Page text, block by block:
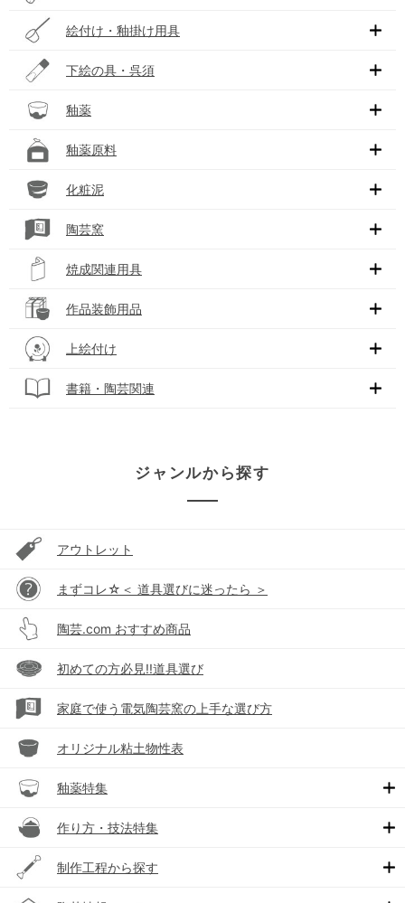
絵付け・釉掛け用具
下絵の具・呉須
釉薬
釉薬原料
化粧泥
陶芸窯
焼成関連用具
作品装飾用品
上絵付け
書籍・陶芸関連
ジャンルから探す
アウトレット
まずコレ☆＜ 道具選びに迷ったら ＞
陶芸.com おすすめ商品
初めての方必見!!道具選び
家庭で使う電気陶芸窯の上手な選び方
オリジナル粘土物性表
釉薬特集
作り方・技法特集
制作工程から探す